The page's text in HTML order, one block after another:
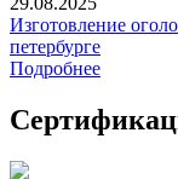
Изготовление
петербурге
Подробнее